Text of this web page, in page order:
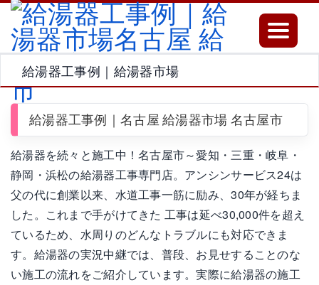
Toggle
給湯器工事例｜給湯器市場
給湯器工事例｜名古屋 給湯器市場 名古屋市
給湯器を続々と施工中！名古屋市～愛知・三重・岐阜・
静岡・浜松の給湯器工事専門店。アンシンサービス24は
父の代に創業以来、水道工事一筋に励み、30年が経ちま
した。これまで手がけてきた 工事は延べ30,000件を超え
ているため、水周りのどんなトラブルにも対応できま
す。給湯器の実況中継では、普段、お見せすることのな
い施工の流れをご紹介しています。実際に給湯器の施工